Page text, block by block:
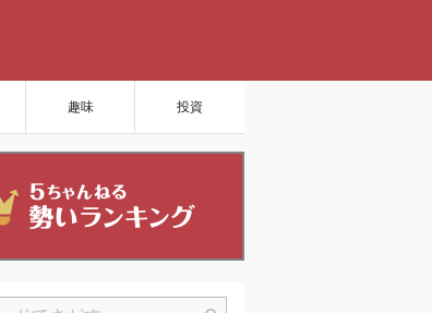
趣味 投資